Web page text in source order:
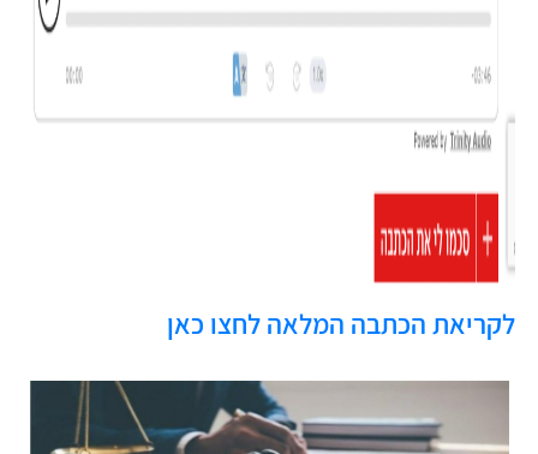
לקריאת הכתבה המלאה לחצו כאן